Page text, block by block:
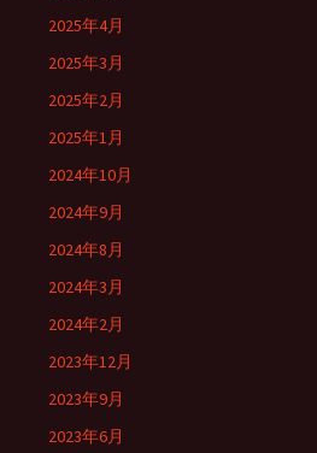
2025年4月
2025年3月
2025年2月
2025年1月
2024年10月
2024年9月
2024年8月
2024年3月
2024年2月
2023年12月
2023年9月
2023年6月